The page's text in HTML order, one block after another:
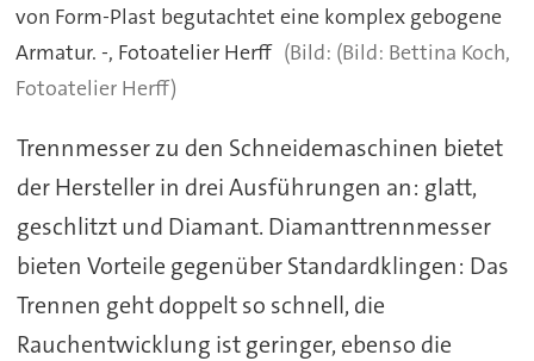
von Form-Plast begutachtet eine komplex gebogene
Armatur. -, Fotoatelier Herff
(Bild: Bettina Koch,
Fotoatelier Herff)
Trennmesser zu den Schneidemaschinen bietet
der Hersteller in drei Ausführungen an: glatt,
geschlitzt und Diamant. Diamanttrennmesser
bieten Vorteile gegenüber Standardklingen: Das
Trennen geht doppelt so schnell, die
Rauchentwicklung ist geringer, ebenso die